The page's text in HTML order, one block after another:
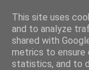
This site uses
and to analyze
shared with
metrics to ensure
statistics, and to